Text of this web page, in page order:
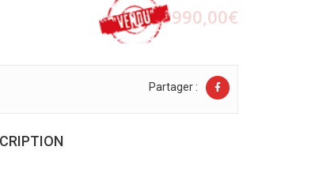
69990,00€
Partager :